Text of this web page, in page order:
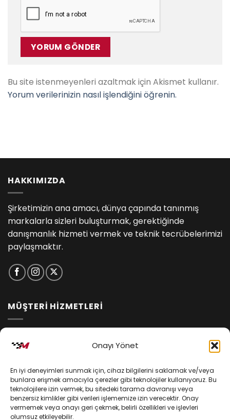
Onayı Yönet
En iyi deneyimleri sunmak için, cihaz bilgilerini saklamak ve/veya
bunlara erişmek amacıyla çerezler gibi teknolojiler kullanıyoruz. Bu
teknolojilere izin vermek, bu sitedeki tarama davranışı veya
benzersiz kimlikler gibi verileri işlememize izin verecektir. Onay
vermemek veya onayı geri çekmek, belirli özellikleri ve işlevleri
olumsuz etkileyebilir.
Bu site istenmeyenleri azaltmak için Akismet kullanır.
Yorum verilerinizin nasıl işlendiğini öğrenin.
HAKKIMIZDA
Şirketimizin ana amacı, dünya çapında tanınmış
markalarla sizleri buluşturmak, gerektiğinde
danışmanlık hizmeti vermek ve teknik tecrübelerimizi
paylaşmaktır.
MÜŞTERİ HİZMETLERİ
Kişisel Verilerin Korunması
Mesafeli Satış Sözleşmesi